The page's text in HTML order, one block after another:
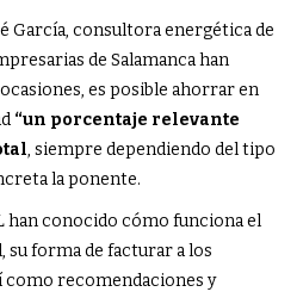
García, consultora energética de
de Salamanca han
es posible ahorrar en
“un porcentaje relevante
, siempre dependiendo del tipo
la ponente.
han conocido cómo funciona el
forma de facturar a los
como recomendaciones y